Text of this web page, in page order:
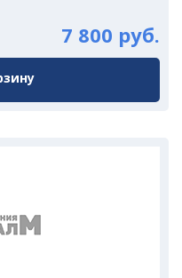
7 800 руб.